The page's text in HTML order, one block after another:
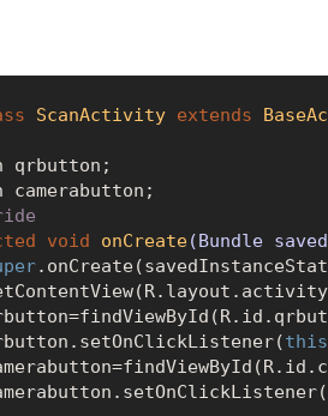
ScanActivity extends
void onCreate(Bundle
qrbutton.setOnClickListener(
this
camerabutton.setOnClickListener(